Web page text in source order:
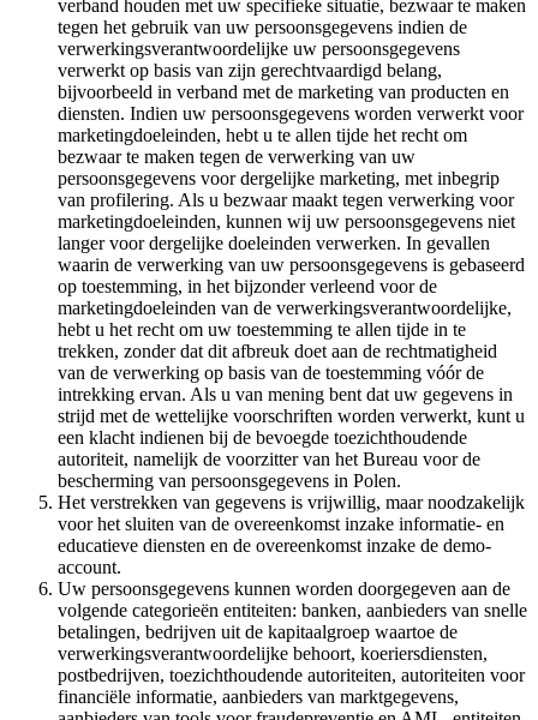
verband houden met uw specifieke situatie, bezwaar te maken
tegen het gebruik van uw persoonsgegevens indien de
verwerkingsverantwoordelijke uw persoonsgegevens
verwerkt op basis van zijn gerechtvaardigd belang,
bijvoorbeeld in verband met de marketing van producten en
diensten. Indien uw persoonsgegevens worden verwerkt voor
marketingdoeleinden, hebt u te allen tijde het recht om
bezwaar te maken tegen de verwerking van uw
persoonsgegevens voor dergelijke marketing, met inbegrip
van profilering. Als u bezwaar maakt tegen verwerking voor
marketingdoeleinden, kunnen wij uw persoonsgegevens niet
langer voor dergelijke doeleinden verwerken. In gevallen
waarin de verwerking van uw persoonsgegevens is gebaseerd
op toestemming, in het bijzonder verleend voor de
marketingdoeleinden van de verwerkingsverantwoordelijke,
hebt u het recht om uw toestemming te allen tijde in te
trekken, zonder dat dit afbreuk doet aan de rechtmatigheid
van de verwerking op basis van de toestemming vóór de
intrekking ervan. Als u van mening bent dat uw gegevens in
strijd met de wettelijke voorschriften worden verwerkt, kunt u
een klacht indienen bij de bevoegde toezichthoudende
autoriteit, namelijk de voorzitter van het Bureau voor de
bescherming van persoonsgegevens in Polen.
Het verstrekken van gegevens is vrijwillig, maar noodzakelijk
voor het sluiten van de overeenkomst inzake informatie- en
educatieve diensten en de overeenkomst inzake de demo-
account.
Uw persoonsgegevens kunnen worden doorgegeven aan de
volgende categorieën entiteiten: banken, aanbieders van snelle
betalingen, bedrijven uit de kapitaalgroep waartoe de
verwerkingsverantwoordelijke behoort, koeriersdiensten,
postbedrijven, toezichthoudende autoriteiten, autoriteiten voor
financiële informatie, aanbieders van marktgegevens,